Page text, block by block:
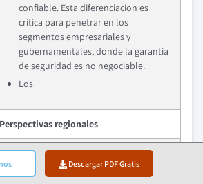
Descargar PDF Gratis
confiable. Esta diferenciacion es
critica para penetrar en los
segmentos empresariales y
gubernamentales, donde la garantia
de seguridad es no negociable.
Los
Perspectivas regionales
EE. UU.